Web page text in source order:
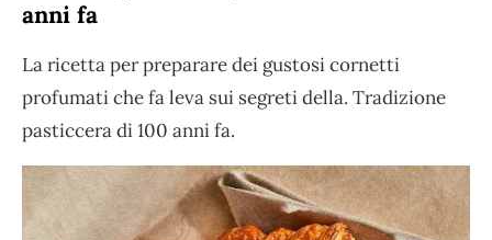
anni fa
La ricetta per preparare dei gustosi cornetti
profumati che fa leva sui segreti della. Tradizione
pasticcera di 100 anni fa.